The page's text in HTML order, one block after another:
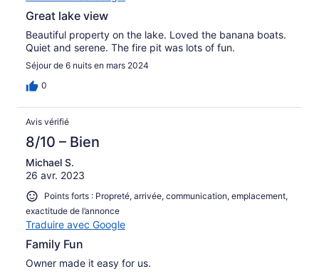
Great lake view
Beautiful property on the lake. Loved the banana boats.
Quiet and serene. The fire pit was lots of fun.
Séjour de 6 nuits en mars 2024
0
Avis vérifié
8/10 – Bien
Michael S.
26 avr. 2023
Points forts : Propreté, arrivée, communication, emplacement,
exactitude de l’annonce
Traduire avec Google
Family Fun
Owner made it easy for us.